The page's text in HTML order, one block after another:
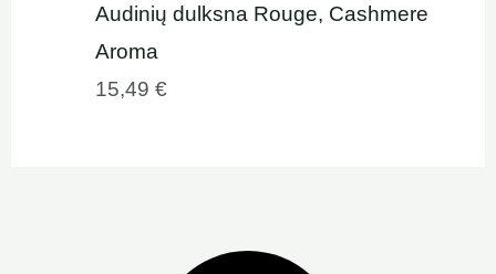
Audinių dulksna Rouge, Cashmere
Aroma
15,49€